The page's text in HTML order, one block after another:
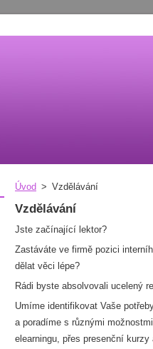
Úvod > Vzdělávání
Vzdělávání
Jste začínající lektor?
Zastáváte ve firmě pozici
dělat věci lépe?
Rádi byste absolvovali ucelený
Umíme identifikovat Vaše
a poradíme s různými možnos
elearningu, přes presenční